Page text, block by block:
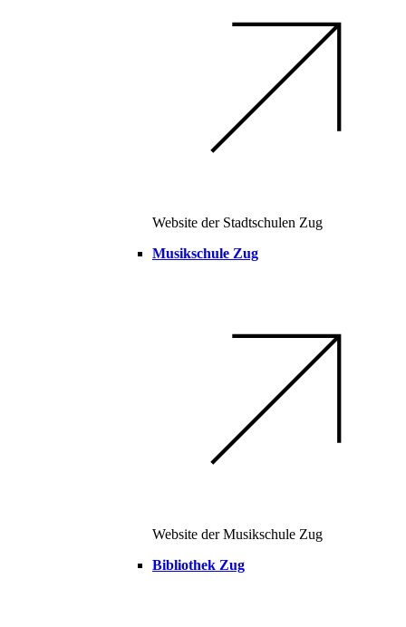
Website der Stadtschulen Zug
Musikschule Zug
Website der Musikschule Zug
Bibliothek Zug